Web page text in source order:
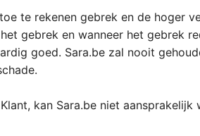
te rekenen gebrek en de hoger
gebrek en wanneer het gebrek
goed. Sara.be zal nooit
kan Sara.be niet